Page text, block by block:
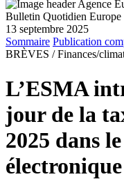
Bulletin Quotidien Europe
13 septembre 2025
Sommaire Publication
BRÈVES / Finances/
L’ESMA
jour de la
2025 dans